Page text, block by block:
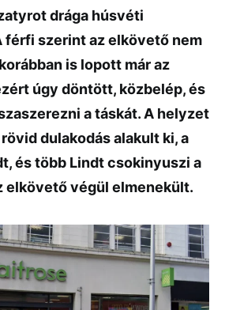
drága húsvéti
férfi szerint az elkövető nem
is lopott már az
úgy döntött, közbelép, és
a táskát. A helyzet
dulakodás alakult ki, a
és több Lindt csokinyuszi a
elkövető végül elmenekült.